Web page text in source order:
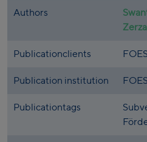
Authors
Publicationclients
Publication institution
Publicationtags